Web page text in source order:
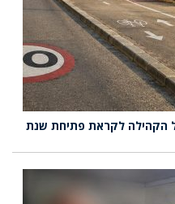
הקהילה לקראת פתיחת שנת